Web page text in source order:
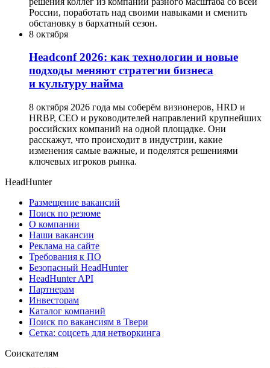
России, поработать над своими навыками и сменить
обстановку в бархатный сезон.
8 октября
Headсonf 2026: как технологии и новые
подходы меняют стратегии бизнеса
и культуру найма
8 октября 2026 года мы соберём визионеров, HRD и
HRBP, СЕО и руководителей направлений крупнейших
российских компаний на одной площадке. Они
расскажут, что происходит в индустрии, какие
изменения самые важные, и поделятся решениями
ключевых игроков рынка.
HeadHunter
Размещение вакансий
Поиск по резюме
О компании
Наши вакансии
Реклама на сайте
Требования к ПО
Безопасный HeadHunter
HeadHunter API
Партнерам
Инвесторам
Каталог компаний
Поиск по вакансиям в Твери
Сетка: соцсеть для нетворкинга
Соискателям